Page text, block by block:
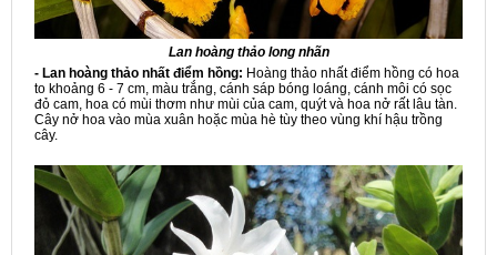
Lan hoàng thảo long nhãn
- Lan hoàng thảo nhất điểm hồng: Hoàng thảo nhất điểm hồng có hoa
to khoảng 6 - 7 cm, màu trắng, cánh sáp bóng loáng, cánh môi có sọc
đỏ cam, hoa có mùi thơm như mùi của cam, quýt và hoa nở rất lâu tàn.
Cây nở hoa vào mùa xuân hoặc mùa hè tùy theo vùng khí hậu trồng
cây.